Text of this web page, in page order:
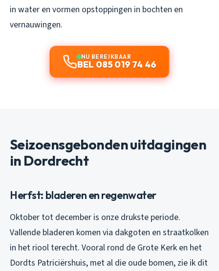
in water en vormen opstoppingen in bochten en
vernauwingen.
NU BEREIKBAAR
BEL 085 019 74 46
Seizoensgebonden uitdagingen
in Dordrecht
Herfst: bladeren en regenwater
Oktober tot december is onze drukste periode.
Vallende bladeren komen via dakgoten en straatkolken
in het riool terecht. Vooral rond de Grote Kerk en het
Dordts Patriciërshuis, met al die oude bomen, zie ik dit